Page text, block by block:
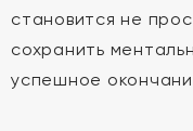
становится не
сохранить
успешное